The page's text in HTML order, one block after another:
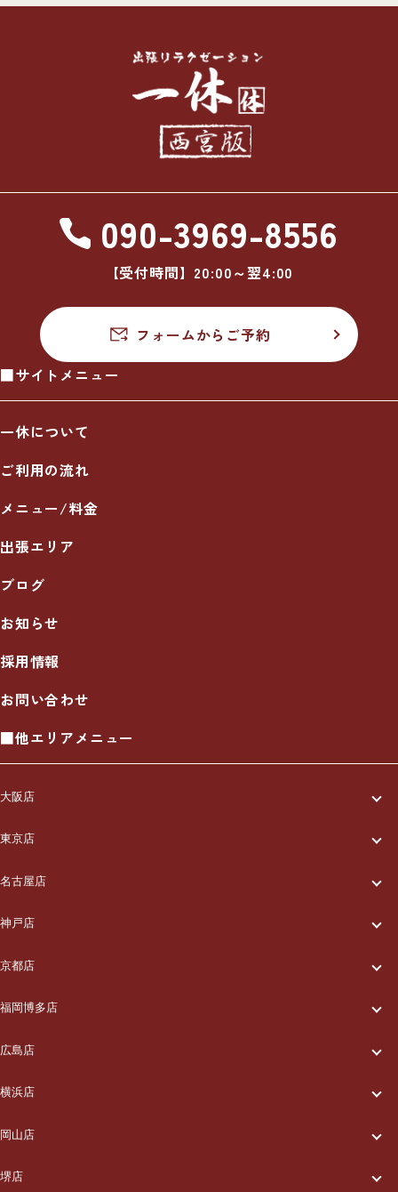
090-3969-8556
【受付時間】20:00～翌4:00
フォームからご予約
■サイトメニュー
一休について
ご利用の流れ
メニュー/料金
出張エリア
ブログ
お知らせ
採用情報
お問い合わせ
■他エリアメニュー
大阪店
一休について
ご利用の流れ
メニュー/料金
出張エリア
ブログ
お知らせ
採用情報
お問い合わせ
東京店
一休について
ご利用の流れ
メニュー/料金
出張エリア
ブログ
お知らせ
採用情報
お問い合わせ
名古屋店
一休について
ご利用の流れ
メニュー/料金
出張エリア
ブログ
お知らせ
採用情報
神戸店
一休について
ご利用の流れ
メニュー/料金
出張エリア
ブログ
お知らせ
京都店
一休について
ご利用の流れ
メニュー/料金
出張エリア
ブログ
福岡博多店
一休について
ご利用の流れ
メニュー/料金
出張エリア
広島店
一休について
ご利用の流れ
メニュー/料金
横浜店
一休について
ご利用の流れ
岡山店
一休について
堺店